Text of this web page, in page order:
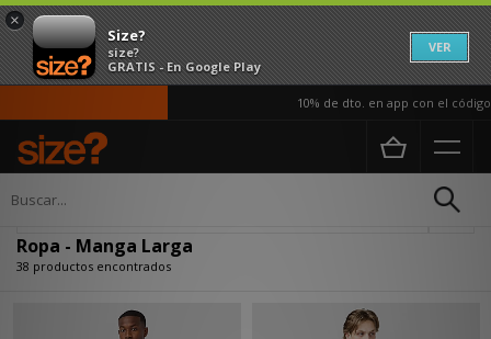
×
Size?
size?
GRATIS - En Google Play
VER
10% de dto. en app con el código
Página principal
Ropa - Manga Larga
38 productos encontrados